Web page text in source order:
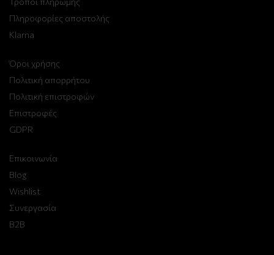
Πληροφορίες αποστολής
Klarna
Όροι χρήσης
Πολιτική απορρήτου
Πολιτική επιστροφών
Επιστροφές
GDPR
Επικοινωνία
Blog
Wishlist
Συνεργασία
B2B